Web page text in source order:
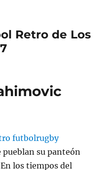
Retro de Los
pueblan su panteón
los tiempos del